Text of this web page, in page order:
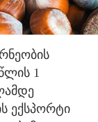
1
ექსპორტი